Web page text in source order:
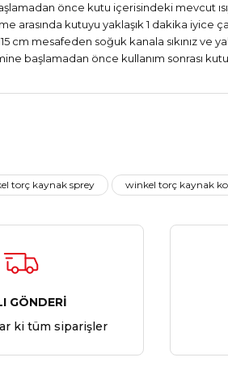
önce kutu içerisindeki mevcut
arasında kutuyu yaklaşık 1 dakika iyice
15 cm mesafeden soğuk kanala sıkınız ve
başlamadan önce kullanım sonrası
torç kaynak sprey winkel torç kaynak
GÖNDERİ
ki tüm siparişler